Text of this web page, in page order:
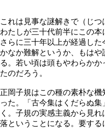
これは見事な謎解きで（じつ
わたしが三十代前半にこの本
さらに三十年以上が経過し
かなか難解というか、もは
る。若い頃は頭もやわらか
たのだろう。
正岡子規はこの種の素朴な
った。「古今集はくだらぬ
く。子規の実感主義から見
落ということになる。要す